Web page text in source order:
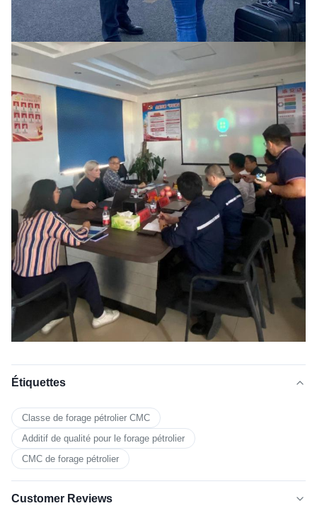
Étiquettes
Classe de forage pétrolier CMC
Additif de qualité pour le forage pétrolier
CMC de forage pétrolier
Customer Reviews